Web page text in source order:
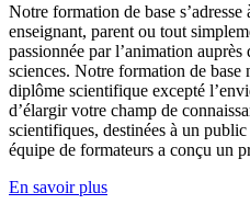
Notre formation de base
enseignant, parent ou tout
passionnée par l’animation auprès
sciences. Notre formation de base
diplôme scientifique excepté
d’élargir votre champ de
scientifiques, destinées à un
équipe de formateurs a conçu un
En savoir plus